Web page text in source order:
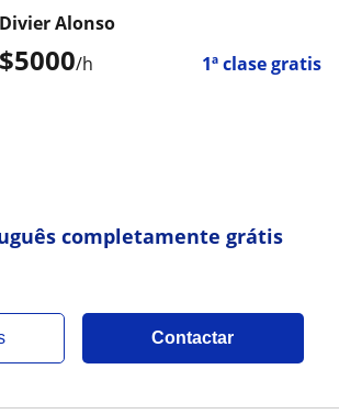
$5000/h 1ª clase gratis
Divier Alonso
completamente grátis
Contactar